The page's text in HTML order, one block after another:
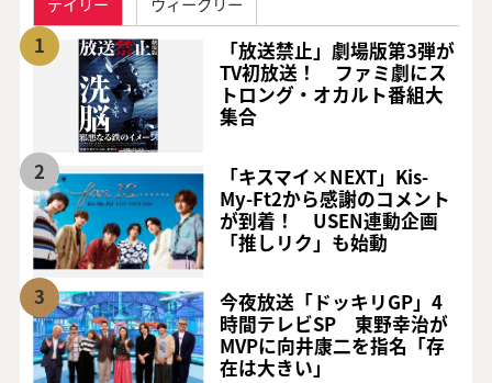
1
「放送禁止」劇場版第3弾が
TV初放送！ ファミ劇にス
トロング・オカルト番組大
集合
2
「キスマイ×NEXT」Kis-
My-Ft2から感謝のコメント
が到着！ USEN連動企画
「推しリク」も始動
3
今夜放送「ドッキリGP」4
時間テレビSP 東野幸治が
MVPに向井康二を指名「存
在は大きい」